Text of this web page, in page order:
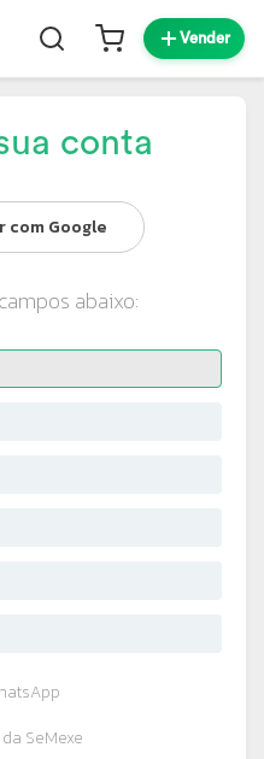
Vender
conta
com Google
abaixo:
SeMexe